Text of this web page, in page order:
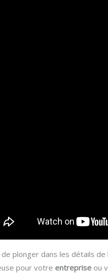
plonger dans les détails de
pour votreentreprise ou